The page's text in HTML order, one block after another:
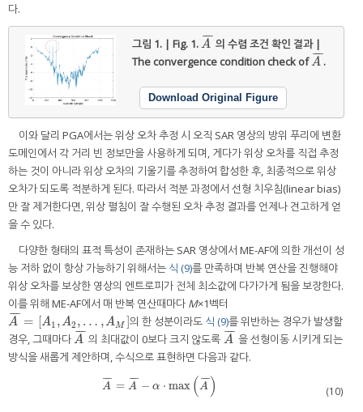
다.
그림 1. | Fig. 1.A
¯¯
¯
A¯ 의 수렴 조건 확인 결과 |
The convergence condition check ofA
¯¯
¯
A¯ .
Download Original Figure
이와 달리 PGA에서는 위상 오차 추정 시 오직 SAR 영상의 방위 푸리에 변환
도메인에서 각 거리 빈 정보만을 사용하게 되며, 게다가 위상 오차를 직접 추정
하는 것이 아니라 위상 오차의 기울기를 추정하여 합성한 후, 최종적으로 위상
오차가 되도록 적분하게 된다. 따라서 적분 과정에서 선형 치우침(linear bias)
만 잘 제거한다면, 위상 펼침이 잘 수행된 오차 추정 결과를 언제나 견고하게 얻
을 수 있다.
다양한 형태의 표적 특성이 존재하는 SAR 영상에서 ME-AF에 의한 개선이 성
능 저하 없이 항상 가능하기 위해서는 식 (9)를 만족하며 반복 연산을 진행해야
위상 오차를 보상한 영상의 엔트로피가 전체 최소값에 다가가게 됨을 보장한다.
이를 위해 ME-AF에서 매 반복 연산때마다 M×1벡터
A
¯¯
¯ = [A1 ,A2 , … ,A M ]
A¯ =[A ,A2 ,…,AM 의 한 성분이라도 식 (9)를 위반하는 경우가 발생할
경우, 그때마다 A
¯¯
¯
A¯ 의 최대값이 0보다 크지 않도록 A
¯¯
¯
A¯ 을 선형이동 시키게 되는
방식을 새롭게 제안하며, 수식으로 표현하면 다음과 같다.
A
¯¯
¯ = A
¯¯
¯ − α ⋅ max (A
¯¯
¯)
A¯= A¯ −α ⋅ maxA ¯ (10)